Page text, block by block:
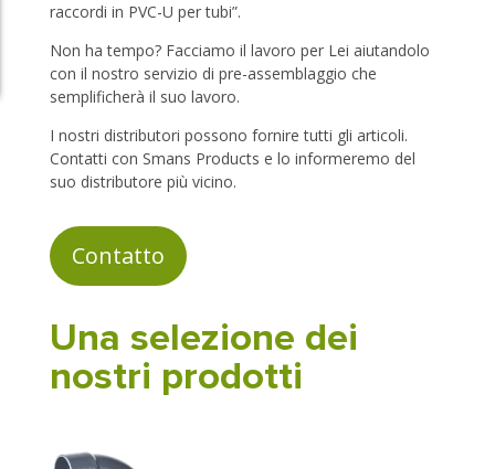
raccordi in PVC-U per tubi”.
Non ha tempo? Facciamo il lavoro per Lei aiutandolo
con il nostro servizio di pre-assemblaggio che
semplificherà il suo lavoro.
I nostri distributori possono fornire tutti gli articoli.
Contatti con Smans Products e lo informeremo del
suo distributore più vicino.
Contatto
Una selezione dei
nostri prodotti